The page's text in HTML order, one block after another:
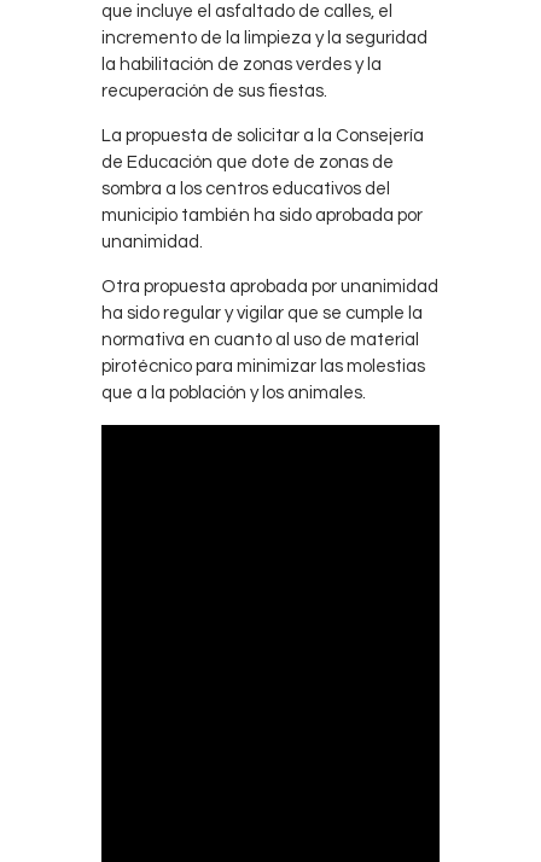
que incluye el asfaltado de calles, el
incremento de la limpieza y la seguridad
la habilitación de zonas verdes y la
recuperación de sus fiestas.
La propuesta de solicitar a la Consejería
de Educación que dote de zonas de
sombra a los centros educativos del
municipio también ha sido aprobada por
unanimidad.
Otra propuesta aprobada por unanimidad
ha sido regular y vigilar que se cumple la
normativa en cuanto al uso de material
pirotécnico para minimizar las molestias
que a la población y los animales.